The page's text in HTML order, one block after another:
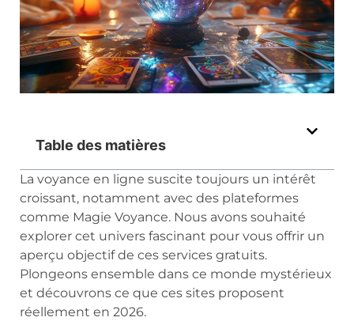
Table des matières
La voyance en ligne suscite toujours un intérêt
croissant, notamment avec des plateformes
comme Magie Voyance. Nous avons souhaité
explorer cet univers fascinant pour vous offrir un
aperçu objectif de ces services gratuits.
Plongeons ensemble dans ce monde mystérieux
et découvrons ce que ces sites proposent
réellement en 2026.